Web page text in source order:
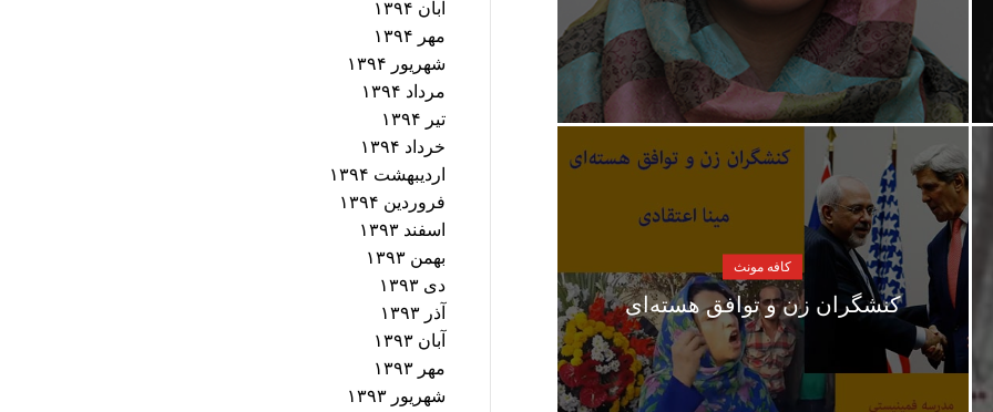
کافه مونث
کنشگران زن و توافق هسته‌ای
آبان ۱۳۹۴
مهر ۱۳۹۴
شهریور ۱۳۹۴
مرداد ۱۳۹۴
تیر ۱۳۹۴
خرداد ۱۳۹۴
اردیبهشت ۱۳۹۴
فروردین ۱۳۹۴
اسفند ۱۳۹۳
بهمن ۱۳۹۳
دی ۱۳۹۳
آذر ۱۳۹۳
آبان ۱۳۹۳
مهر ۱۳۹۳
شهریور ۱۳۹۳